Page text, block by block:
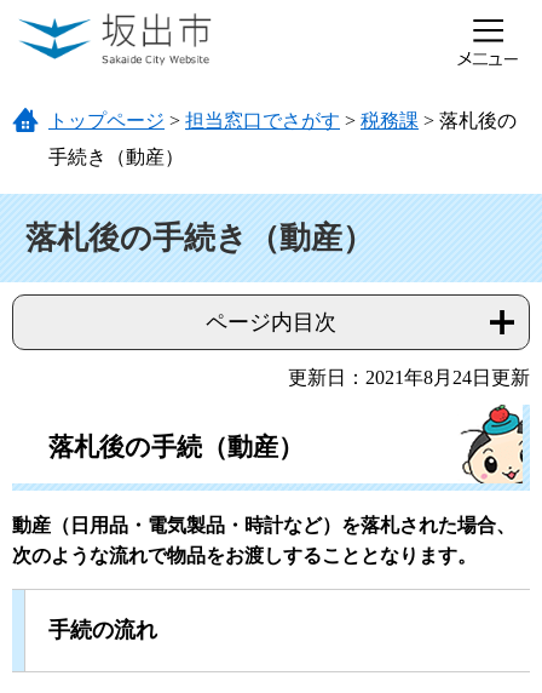
ページの先頭です。
メニューを飛ばして本文へ
トップページ > 担当窓口でさがす > 税務課 > 落札後の
手続き（動産）
落札後の手続き（動産）
ページ内目次
更新日：2021年8月24日更新
落札後の手続（動産）
動産（日用品・電気製品・時計など）を落札された場合、
次のような流れで物品をお渡しすることとなります。
手続の流れ